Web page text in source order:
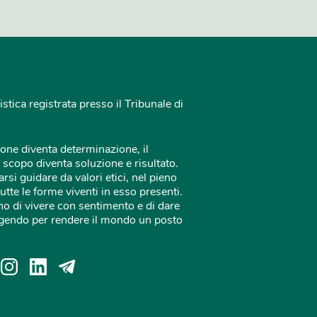
registrata presso il Tribunale di
diventa determinazione, il
diventa soluzione e risultato.
guidare da valori etici, nel pieno
le forme viventi in esso presenti.
di vivere con sentimento e di dare
per rendere il mondo un posto